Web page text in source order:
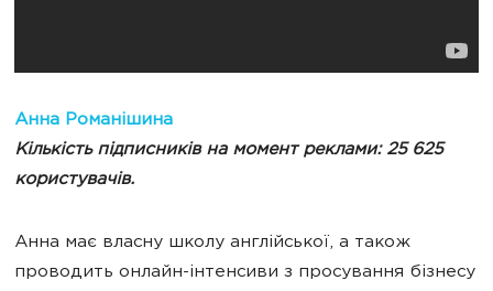
Анна Романішина
Кількість підписників на момент реклами: 25 625
користувачів.
Анна має власну школу англійської, а також
проводить онлайн-інтенсиви з просування бізнесу